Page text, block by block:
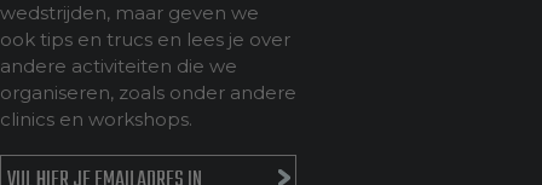
wedstrijden, maar geven we
ook tips en trucs en lees je over
andere activiteiten die we
organiseren, zoals onder andere
clinics en workshops.